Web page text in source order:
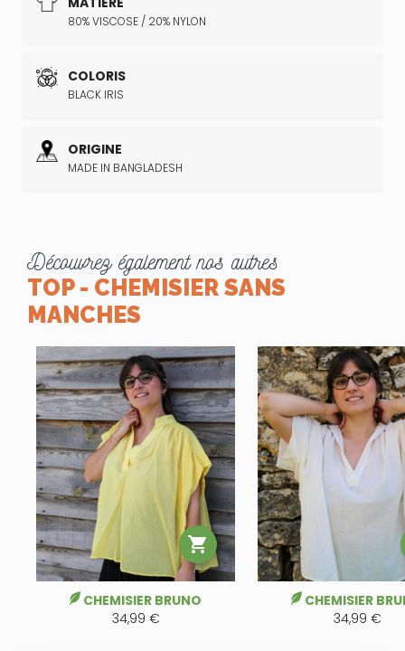
80% VISCOSE / 20% NYLON
COLORIS
BLACK IRIS
ORIGINE
MADE IN BANGLADESH
Découvrez également nos autres
TOP - CHEMISIER SANS
MANCHES

CHEMISIER BRUNO
34,99 €
CHEMISIER
34,99 €